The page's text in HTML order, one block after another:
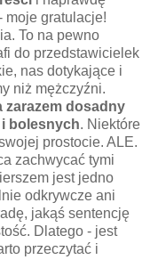
moje gratulacje!
To na pewno
do przedstawicielek
nas dotykające i
niż mężczyźni.
zarazem dosadny
bolesnych. Niektóre
prostocie. ALE.
zachwycać tymi
jest jedno
odkrywcze ani
jakąś sentencję
Dlatego - jest
przeczytać i